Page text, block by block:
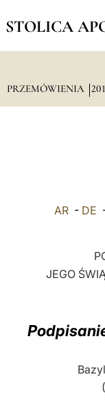
STOLICA
PRZEMÓWIENIA
AR - DE
JEGO